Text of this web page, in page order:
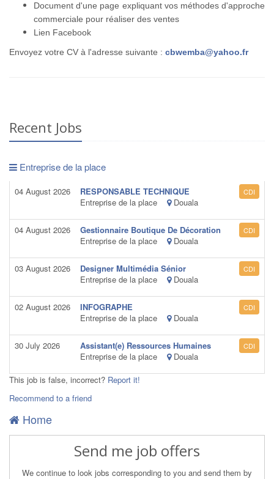
Document d'une page expliquant vos méthodes d'approche
commerciale pour réaliser des ventes
Lien Facebook
Envoyez votre CV à l'adresse suivante : cbwemba@yahoo.fr
Recent Jobs
Entreprise de la place
04 August 2026
RESPONSABLE TECHNIQUE
Entreprise de la place
Douala
CDI
04 August 2026
Gestionnaire Boutique De Décoration
Entreprise de la place
Douala
CDI
03 August 2026
Designer Multimédia Sénior
Entreprise de la place
Douala
CDI
02 August 2026
INFOGRAPHE
Entreprise de la place
Douala
CDI
30 July 2026
Assistant(e) Ressources Humaines
Entreprise de la place
Douala
CDI
This job is false, incorrect? Report it!
Recommend to a friend
Home
Send me job offers
We continue to look jobs corresponding to you and send them by